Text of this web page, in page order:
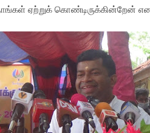
ஏற்றுக் கொண்டிருக்கின்றேன்